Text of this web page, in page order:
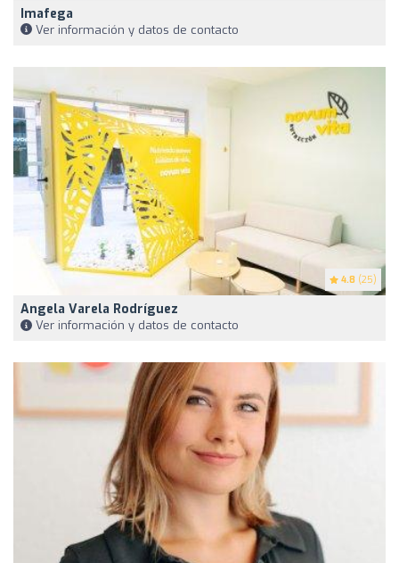
Imafega
Ver información y datos de contacto
4.8 (25)
Angela Varela Rodríguez
Ver información y datos de contacto